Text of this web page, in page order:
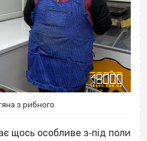
з рибного
щось особливе з‐під поли